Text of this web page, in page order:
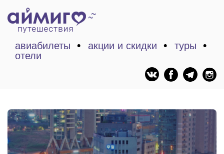
авиабилеты акции и скидки
туры
отели